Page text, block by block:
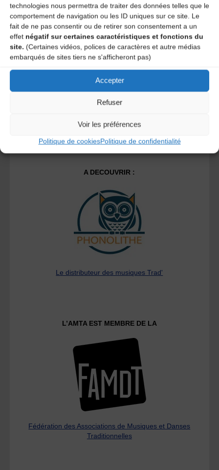
technologies nous permettra de traiter des données telles que le
comportement de navigation ou les ID uniques sur ce site. Le
fait de ne pas consentir ou de retirer son consentement a un
effet négatif sur certaines caractéristiques et fonctions du
site. (Certaines vidéos, polices de caractères et autre médias
embarqués de sites tiers ne s'afficheront pas)
Accepter
Refuser
Voir les préférences
Politique de cookiesPolitique de confidentialité
Save my name, email, and site URL in my browser for next
time I post a comment.
Ce site utilise Akismet pour réduire les indésirables.En
savoir plus sur la façon dont les données de vos
commentaires sont traitées.
A DECOUVRIR :
Le distributeur des musiques Trad'
L’AMTA EST MEMBRE DE LA
Fédération des Associations de Musiques et Danses
Traditionnelles